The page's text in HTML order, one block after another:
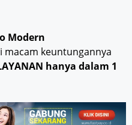
Modern
macam keuntungannya
hanya dalam 1